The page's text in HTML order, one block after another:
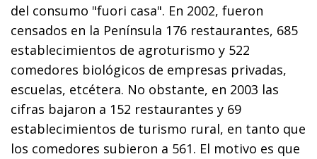
del consumo "fuori casa". En 2002, fueron
censados en la Península 176 restaurantes, 685
establecimientos de agroturismo y 522
comedores biológicos de empresas privadas,
escuelas, etcétera. No obstante, en 2003 las
cifras bajaron a 152 restaurantes y 69
establecimientos de turismo rural, en tanto que
los comedores subieron a 561. El motivo es que